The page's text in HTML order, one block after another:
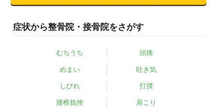
症状から整骨院・接骨院をさがす
むちうち 頭痛
めまい 吐き気
しびれ 打撲
腰椎捻挫 肩こり